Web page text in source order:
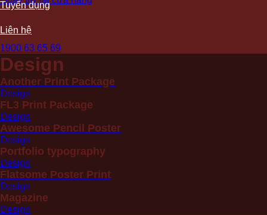
Tuyển dụng
Liên hệ
1900 63 65 69
Design
Another Print Package
Design
FL3 Print Package
Design
Awesome Pencil Poster
Design
Portfolio typography
Design
Flatsome Poster Print
Design
Magazine
Design